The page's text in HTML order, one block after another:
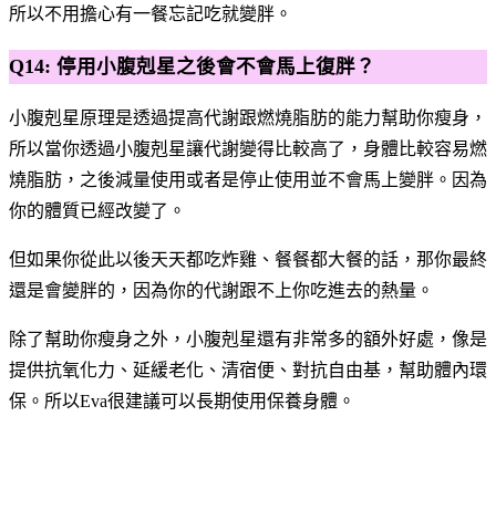
所以不用擔心有一餐忘記吃就變胖。
Q14: 停用小腹剋星之後會不會馬上復胖？
小腹剋星原理是透過提高代謝跟燃燒脂肪的能力幫助你瘦身，
所以當你透過小腹剋星讓代謝變得比較高了，身體比較容易燃
燒脂肪，之後減量使用或者是停止使用並不會馬上變胖。因為
你的體質已經改變了。
但如果你從此以後天天都吃炸雞、餐餐都大餐的話，那你最終
還是會變胖的，因為你的代謝跟不上你吃進去的熱量。
除了幫助你瘦身之外，小腹剋星還有非常多的額外好處，像是
提供抗氧化力、延緩老化、清宿便、對抗自由基，幫助體內環
保。所以Eva很建議可以長期使用保養身體。